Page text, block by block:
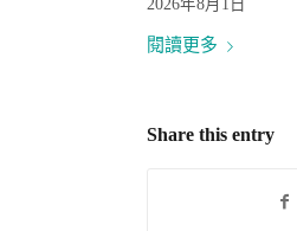
2026年8月1日
閱讀更多
Share this entry